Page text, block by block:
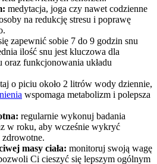
medytacja, joga czy nawet codzienne
na redukcję stresu i poprawę
zapewnić sobie 7 do 9 godzin snu
ilość snu jest kluczowa dla
oraz funkcjonowania układu
o piciu około 2 litrów wody dziennie,
wspomaga metabolizm i polepsza
regularnie wykonuj badania
w roku, aby wcześnie wykryć
masy ciała: monitoruj swoją wagę
Ci cieszyć się lepszym ogólnym